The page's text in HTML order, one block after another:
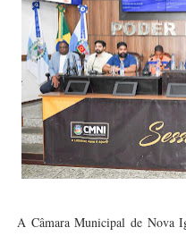
A Câmara Municipal de Nova